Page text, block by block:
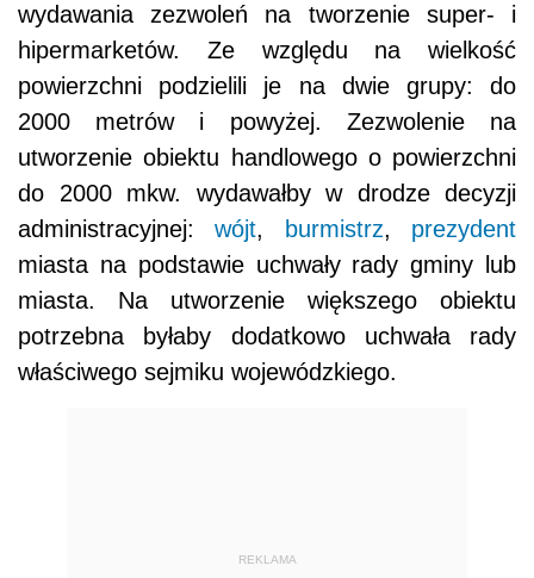
wydawania zezwoleń na tworzenie super- i
hipermarketów. Ze względu na wielkość
powierzchni podzielili je na dwie grupy: do
2000 metrów i powyżej. Zezwolenie na
utworzenie obiektu handlowego o powierzchni
do 2000 mkw. wydawałby w drodze decyzji
administracyjnej:wójt, burmistrz, prezydent
miasta na podstawie uchwały rady gminy lub
miasta. Na utworzenie większego obiektu
potrzebna byłaby dodatkowo uchwała rady
właściwego sejmiku wojewódzkiego.
REKLAMA